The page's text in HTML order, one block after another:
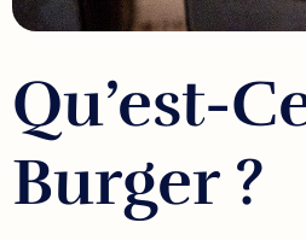
Qu’est-
Burger ?